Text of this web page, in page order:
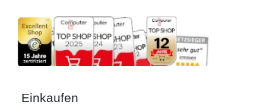
Einkaufen